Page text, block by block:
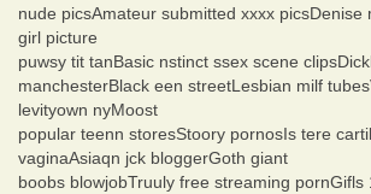
nude picsAmateur submitted xxxx picsDenise
girl picture
puwsy tit tanBasic nstinct ssex scene
manchesterBlack een streetLesbian milf
levityown nyMoost
popular teenn storesStoory pornosIs tere
vaginaAsiaqn jck bloggerGoth giant
boobs blowjobTruuly free streaming pornGifls